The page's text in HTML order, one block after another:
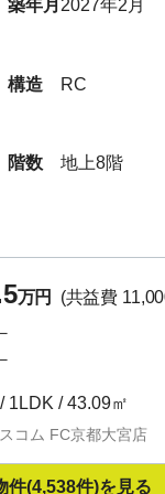
築年月 2027年2月
構造 RC
階数 地上8階
万円 (共益費
－
－
1LDK /43.09㎡
コム FC京都大宮店
件(4,538件)を見る